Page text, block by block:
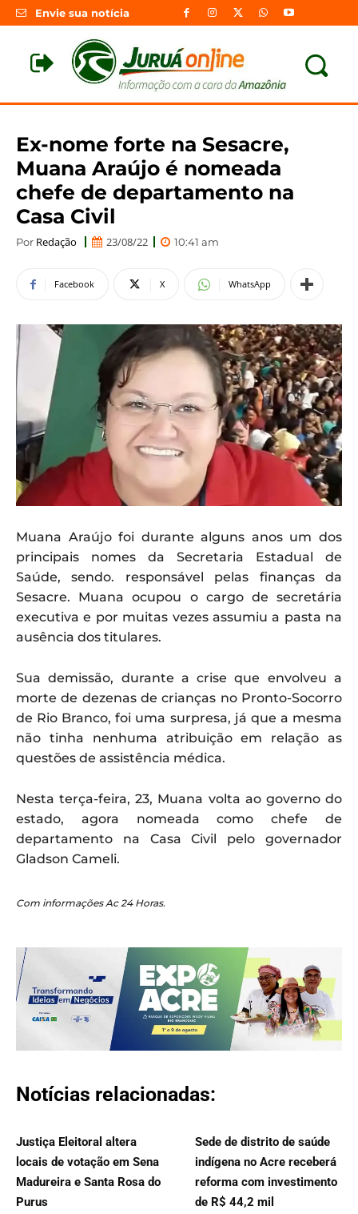
Envie sua notícia
Ex-nome forte na Sesacre,
Muana Araújo é nomeada
chefe de departamento na
Casa Civil
Por Redação 23/08/22 10:41 am
Facebook X WhatsApp
Muana Araújo foi durante alguns anos um dos
principais nomes da Secretaria Estadual de
Saúde, sendo. responsável pelas finanças da
Sesacre. Muana ocupou o cargo de secretária
executiva e por muitas vezes assumiu a pasta na
ausência dos titulares.
Sua demissão, durante a crise que envolveu a
morte de dezenas de crianças no Pronto-Socorro
de Rio Branco, foi uma surpresa, já que a mesma
não tinha nenhuma atribuição em relação as
questões de assistência médica.
Nesta terça-feira, 23, Muana volta ao governo do
estado, agora nomeada como chefe de
departamento na Casa Civil pelo governador
Gladson Cameli.
Com informações Ac 24 Horas.
Notícias relacionadas:
Justiça Eleitoral altera
locais de votação em Sena
Madureira e Santa Rosa do
Purus
Sede de distrito de saúde
indígena no Acre receberá
reforma com investimento
de R$ 44,2 mil